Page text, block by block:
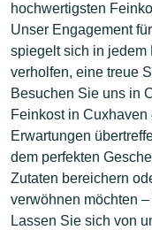
hochwertigsten
Unser Engagement
spiegelt sich in jedem
verholfen, eine treue
Besuchen Sie uns in
Feinkost in
Erwartungen
dem perfekten
Zutaten bereichern
verwöhnen möchten
Lassen Sie sich von